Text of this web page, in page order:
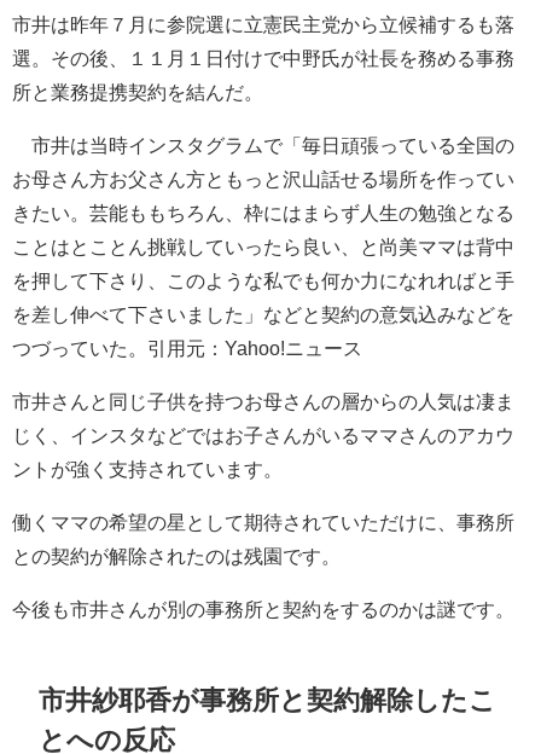
市井は昨年７月に参院選に立憲民主党から立候補するも落
選。その後、１１月１日付けで中野氏が社長を務める事務
所と業務提携契約を結んだ。
市井は当時インスタグラムで「毎日頑張っている全国の
お母さん方お父さん方ともっと沢山話せる場所を作ってい
きたい。芸能ももちろん、枠にはまらず人生の勉強となる
ことはとことん挑戦していったら良い、と尚美ママは背中
を押して下さり、このような私でも何か力になれればと手
を差し伸べて下さいました」などと契約の意気込みなどを
つづっていた。引用元：Yahoo!ニュース
市井さんと同じ子供を持つお母さんの層からの人気は凄ま
じく、インスタなどではお子さんがいるママさんのアカウ
ントが強く支持されています。
働くママの希望の星として期待されていただけに、事務所
との契約が解除されたのは残園です。
今後も市井さんが別の事務所と契約をするのかは謎です。
市井紗耶香が事務所と契約解除したこ
とへの反応